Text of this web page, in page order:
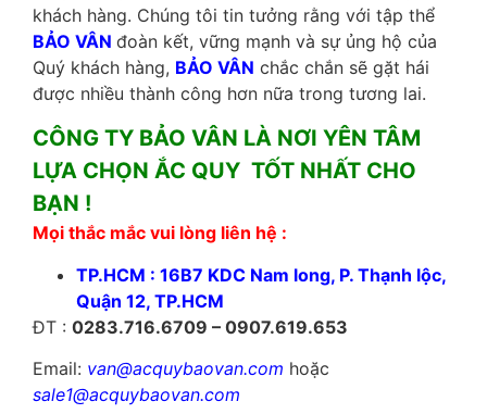
khách hàng. Chúng tôi tin tưởng rằng với tập thể
BẢO VÂN đoàn kết, vững mạnh và sự ủng hộ của
Quý khách hàng, BẢO VÂN chắc chắn sẽ gặt hái
được nhiều thành công hơn nữa trong tương lai.
CÔNG TY BẢO VÂN LÀ NƠI YÊN TÂM
LỰA CHỌN ẮC QUY TỐT NHẤT CHO
BẠN !
Mọi thắc mắc vui lòng liên hệ :
TP.HCM : 16B7 KDC Nam long, P. Thạnh lộc,
Quận 12, TP.HCM
ĐT : 0283.716.6709 – 0907.619.653
Email: van@acquybaovan.com hoặc
sale1@acquybaovan.com